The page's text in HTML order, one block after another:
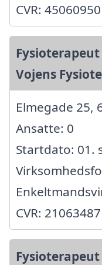
CVR: 45060950
Vojens
Elmegade 25,
Ansatte: 0
Startdato: 01.
CVR: 21063487